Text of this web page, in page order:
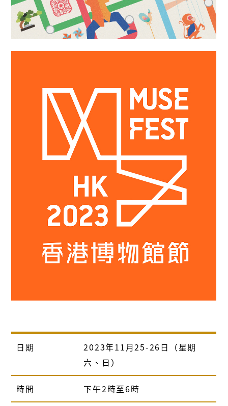
日期
2023年11月25-26日（星期
六、日）
時間 下午2時至6時